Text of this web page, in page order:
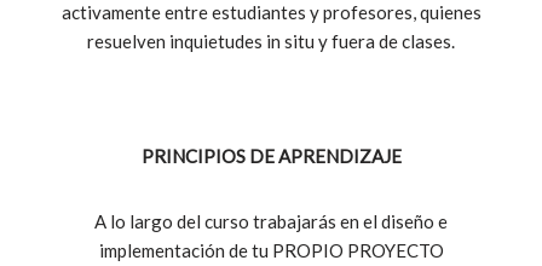
activamente entre estudiantes y profesores, quienes
resuelven inquietudes in situ y fuera de clases.
PRINCIPIOS DE APRENDIZAJE
A lo largo del curso trabajarás en el diseño e
implementación de tu PROPIO PROYECTO